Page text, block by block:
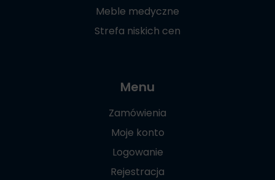
Meble medyczne
Strefa niskich cen
Menu
Zamówienia
Moje konto
Logowanie
Rejestracja